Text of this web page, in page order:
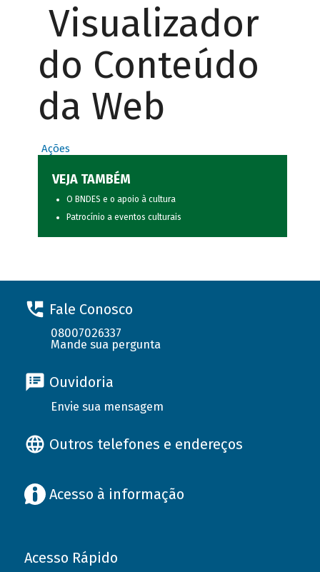
Visualizador
do Conteúdo
da Web
Ações
VEJA TAMBÉM
O BNDES e o apoio à cultura
Patrocínio a eventos culturais
Fale Conosco
08007026337
Mande sua pergunta
Ouvidoria
Envie sua mensagem
Outros telefones e endereços
Acesso à informação
Acesso Rápido